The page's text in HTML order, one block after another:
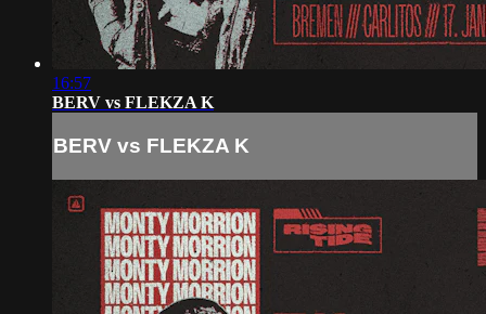
16:57
BERV vs FLEKZA K
BERV vs FLEKZA K